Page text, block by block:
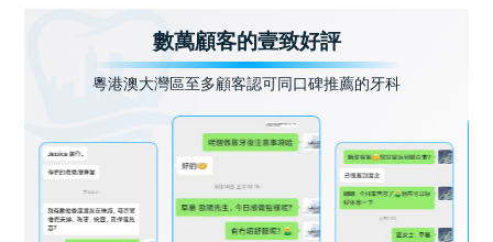
數萬顧客的壹致好評
粵港澳大灣區至多顧客認可同口碑推薦的牙科